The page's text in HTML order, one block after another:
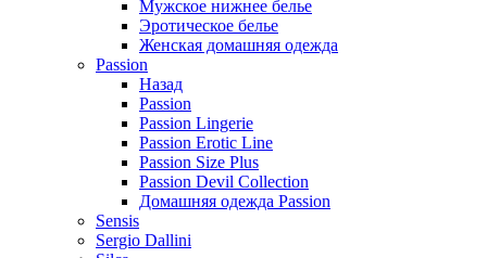
Мужское нижнее белье
Эротическое белье
Женская домашняя одежда
Passion
Назад
Passion
Passion Lingerie
Passion Erotic Line
Passion Size Plus
Passion Devil Collection
Домашняя одежда Passion
Sensis
Sergio Dallini